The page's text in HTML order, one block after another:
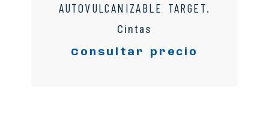
AUTOVULCANIZABLE TARGET.
Cintas
Consultar precio